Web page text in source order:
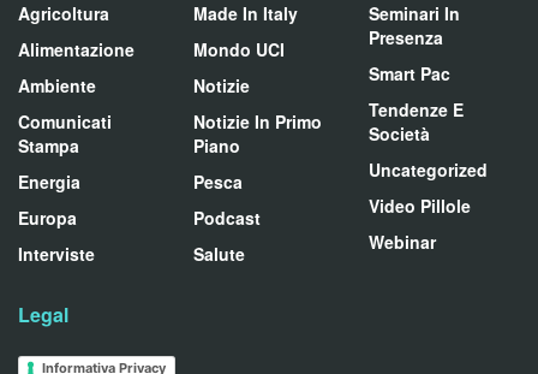
Agricoltura
Alimentazione
Ambiente
Comunicati
Stampa
Energia
Europa
Interviste
Made In Italy
Mondo UCI
Notizie
Notizie In Primo
Piano
Pesca
Podcast
Salute
Seminari In
Presenza
Smart Pac
Tendenze E
Società
Uncategorized
Video Pillole
Webinar
Legal
Informativa Privacy